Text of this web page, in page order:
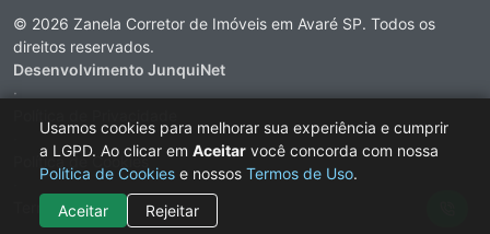
© 2026 Zanela Corretor de Imóveis em Avaré SP. Todos os
direitos reservados.
Desenvolvimento JunquiNet
·
Política de Cookies
Termos de Uso
Usamos cookies para melhorar sua experiência e cumprir
a LGPD. Ao clicar em Aceitar você concorda com nossa
Política de Cookies e nossos Termos de Uso.
Aceitar
Rejeitar